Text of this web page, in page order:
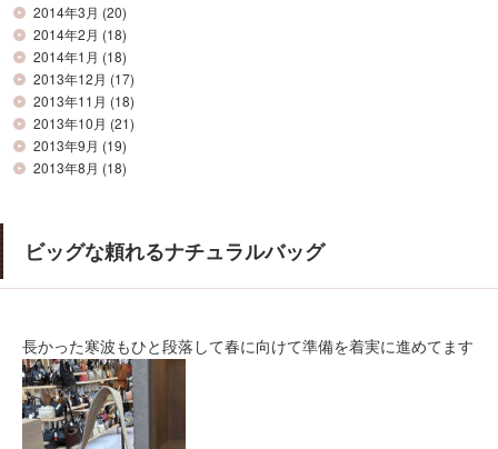
2014年3月 (20)
2014年2月 (18)
2014年1月 (18)
2013年12月 (17)
2013年11月 (18)
2013年10月 (21)
2013年9月 (19)
2013年8月 (18)
ビッグな頼れるナチュラルバッグ
長かった寒波もひと段落して春に向けて準備を着実に進めてます